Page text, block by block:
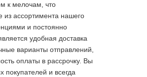
к мелочам, что
из ассортимента нашего
и постоянно
удобная доставка
варианты отправлений,
оплаты в рассрочку. Вы
и всегда